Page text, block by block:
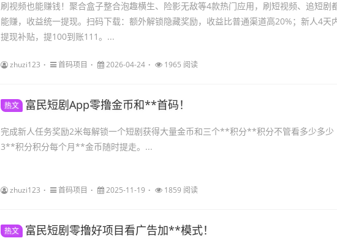
刷视频也能赚钱！聚合盒子整合泡趣横生、险影无敌等4款热门应用，刷短视频、追短剧
能赚，收益统一提现。扫码下载：额外解锁隐藏奖励，收益比普通渠道高20%；新人4天
提现补贴，提100到账111。...
zhuzi123 首码项目 2026-04-24 1965 阅读
热文 富民短剧App零撸金币和**首码！
完成新人任务奖励2米每解锁一个短剧获得大量金币和三个**积分**积分不管看多少多少
3**积分积分每个月**金币随时提走。...
zhuzi123 首码项目 2025-11-19 1859 阅读
热文 富民短剧零撸好项目看广告加**模式！